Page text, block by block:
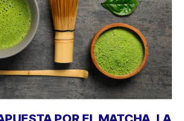
POR EL MATCHA, LA
EN LAS RUTINAS